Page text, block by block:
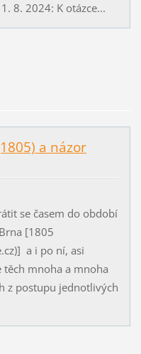
8. 2024: K otázce...
a názor
se časem do období
[1805
a i po ní, asi
mnoha a mnoha
z postupu jednotlivých